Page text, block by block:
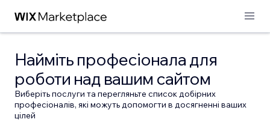
Найміть професіонала для
роботи над вашим сайтом
Виберіть послуги та перегляньте список добірних
професіоналів, які можуть допомогти в досягненні ваших
цілей